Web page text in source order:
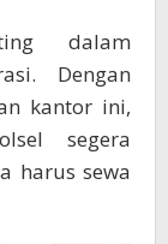
dalam
Dengan
kantor ini,
segera
harus sewa